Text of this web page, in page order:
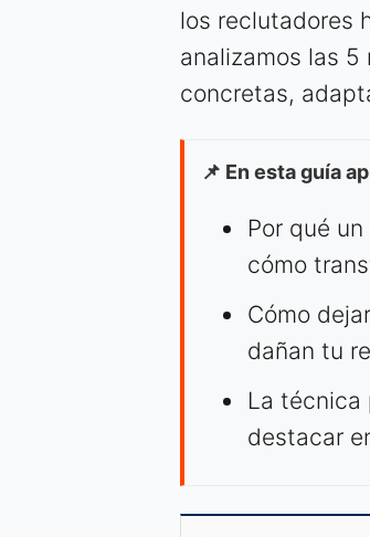
los reclutadores
analizamos las
concretas,
📌 En esta guía
Por qué
cómo
Cómo
dañan tu
La técnica
destacar